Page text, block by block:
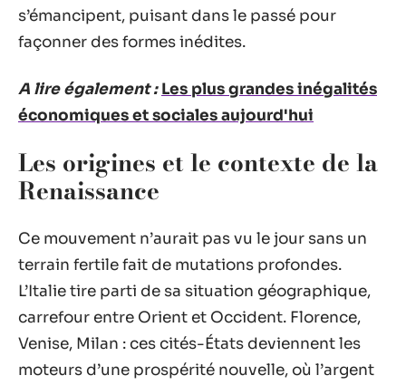
s’émancipent, puisant dans le passé pour
façonner des formes inédites.
A lire également : Les plus grandes inégalités
économiques et sociales aujourd'hui
Les origines et le contexte de la
Renaissance
Ce mouvement n’aurait pas vu le jour sans un
terrain fertile fait de mutations profondes.
L’Italie tire parti de sa situation géographique,
carrefour entre Orient et Occident. Florence,
Venise, Milan : ces cités-États deviennent les
moteurs d’une prospérité nouvelle, où l’argent